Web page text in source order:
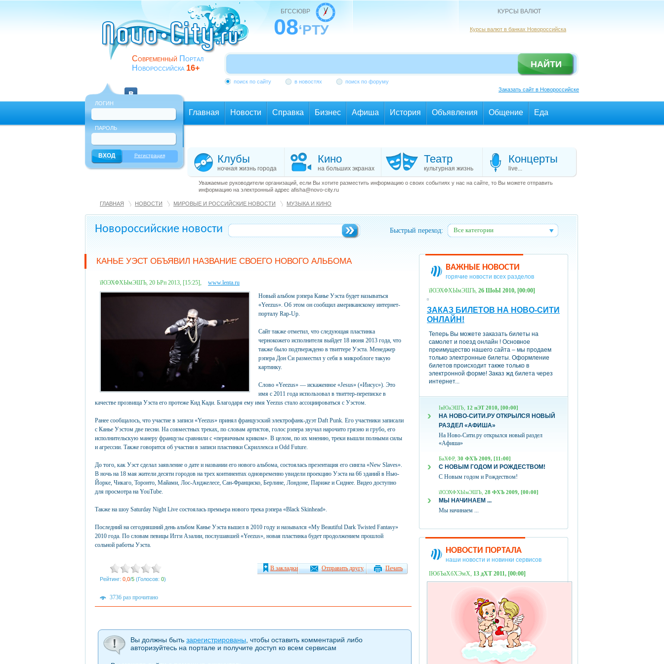
Современный Портал
Новороссийска 16+
БГССЮВР
08‘РТУ
КУРСЫ ВАЛЮТ
Курсы валют в банках Новороссийска
поиск по сайту в новостях
поиск по форуму
Заказать сайт в Новороссийске
ЛОГИН
ПАРОЛЬ
Регистрация
Главная Новости Справка Бизнес Афиша История Объявления Общение Еда
Клубы
ночная жизнь города
Кино
на больших экранах
Театр
культурная жизнь
Концерты
live...
Уважаемые руководители организаций, если Вы хотите разместить информацию о своих событиях у нас на сайте, то Вы можете отправить
информацию на электронный адрес afisha@novo-city.ru
ГЛАВНАЯ НОВОСТИ МИРОВЫЕ И РОССИЙСКИЕ НОВОСТИ МУЗЫКА И КИНО
Новороссийские новости Быстрый переход: Все категории
КАНЬЕ УЭСТ ОБЪЯВИЛ НАЗВАНИЕ СВОЕГО НОВОГО АЛЬБОМА
їЮЭХФХЫмЭШЪ, 20 ЬРп 2013, [15:25],
www.lenta.ru
Новый альбом рэпера Канье Уэста будет называться
«Yeezus». Об этом он сообщил американскому интернет-
порталу Rap-Up.
Сайт также отметил, что следующая пластинка
чернокожего исполнителя выйдет 18 июня 2013 года, что
также было подтверждено в твиттере Уэста. Менеджер
рэпера Дон Си разместил у себя в микроблоге такую
картинку.
Слово «Yeezus» — искаженное «Jesus» («Иисус»). Это
имя с 2011 года использовал в твиттер-переписке в
качестве прозвища Уэста его протеже Кид Кади. Благодаря ему имя Yeezus стало ассоциироваться с Уэстом.
Ранее сообщалось, что участие в записи «Yeezus» принял французский электрофанк-дуэт Daft Punk. Его участники записали
с Канье Уэстом две песни. На совместных треках, по словам артистов, голос рэпера звучал нарочито грязно и грубо, его
исполнительскую манеру французы сравнили с «первичным криком». В целом, по их мнению, треки вышли полными силы
и агрессии. Также говорится об участии в записи пластинки Скриллекса и Odd Future.
До того, как Уэст сделал заявление о дате и названии его нового альбома, состоялась презентация его сингла «New Slaves».
В ночь на 18 мая жители десяти городов на трех континентах одновременно увидели проекцию Уэста на 66 зданий в Нью-
Йорке, Чикаго, Торонто, Майами, Лос-Анджелесе, Сан-Франциско, Берлине, Лондоне, Париже и Сиднее. Видео доступно
для просмотра на YouTube.
Также на шоу Saturday Night Live состоялась премьера нового трека рэпера «Black Skinhead».
Последний на сегодняшний день альбом Канье Уэста вышел в 2010 году и назывался «My Beautiful Dark Twisted Fantasy»
2010 года. По словам певицы Игги Азалии, послушавшей «Yeezus», новая пластинка будет продолжением прошлой
сольной работы Уэста.
Рейтинг: 0,0/5 (Голосов: 0)
В закладки Отправить другу Печать
3736 раз прочитано
Вы должны быть зарегистрированы , чтобы оставить комментарий либо
авторизуйтесь на портале и получите доступ ко всем сервисам
ВАЖНЫЕ НОВОСТИ
горячие новости всех разделов
їЮЭХФХЫмЭШЪ, 26 ШоЫ 2010, [00:00]
ЗАКАЗ БИЛЕТОВ НА НОВО-СИТИ
ОНЛАЙН!
Теперь Вы можете заказать билеты на
самолет и поезд онлайн ! Основное
преимущество нашего сайта – мы продаем
только электронные билеты. Оформление
билетов происходит также только в
электронной форме! Заказ жд билета через
интернет...
ІвЮаЭШЪ, 12 пЭТ 2010, [00:00]
НА НОВО-СИТИ.РУ ОТКРЫЛСЯ НОВЫЙ
РАЗДЕЛ «АФИША»
На Ново-Сити.ру открылся новый раздел
«Афиша»
БаХФР, 30 ФХЪ 2009, [11:00]
С НОВЫМ ГОДОМ И РОЖДЕСТВОМ!
С Новым годом и Рождеством!
їЮЭХФХЫмЭШЪ, 28 ФХЪ 2009, [00:00]
МЫ НАЧИНАЕМ ...
Мы начинаем ...
НОВОСТИ ПОРТАЛА
наши новости и новинки сервисов
ІЮбЪаХбХЭмХ, 13 дХТ 2011, [00:00]